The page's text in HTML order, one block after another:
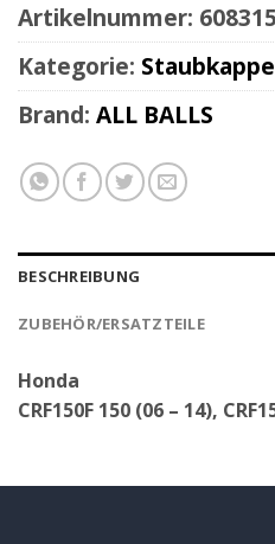
Artikelnummer: 608315
Kategorie:
Brand: ALL BALLS
BESCHREIBUNG
ZUBEHÖR/ERSATZTEILE
Honda
CRF150F 150 (06 – 14),